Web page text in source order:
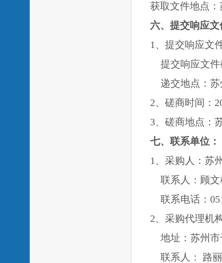
获取文件地点
六、提交响应
1、提交响应文
提交响应文
递交地点：
2、磋商时间：
3、磋商地点：
七、联系单位：
1、采购人：苏
联系人：顾文
联系电话：
2、采购代理机
地址：苏州
联系人：
路